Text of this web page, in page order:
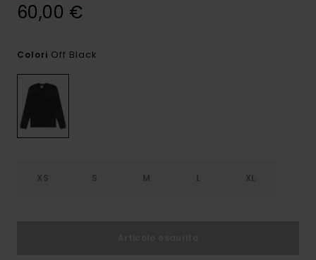
60,00 €
Colori Off Black
XS S M L XL